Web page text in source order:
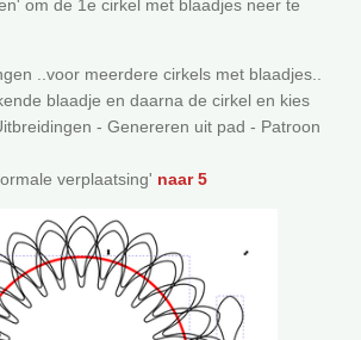
om de 1e cirkel met blaadjes neer te
..voor meerdere cirkels met blaadjes..
blaadje en daarna de cirkel en kies
- Genereren uit pad - Patroon
verplaatsing' naar 5